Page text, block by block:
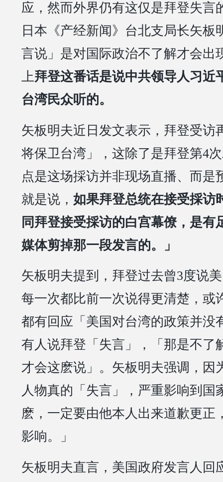
应，然而外界仍有这仅是拜登失言
日本《产经新闻》台北支局长矢板
言说」是对国际政治不了解才会出
上拜登这番话是说中共领导人习近
台湾民众听的。
矢板明夫近日发文表示，拜登受访
将保卫台湾」，这除了是拜登第4
点是这场採访并非现场直播、而是
就是说， 如果拜登总统在接受採访
同拜登接受採访的白宫幕僚，是有
媒体剪掉那一段发言的。」
矢板明夫提到，拜登过去曾3度说
每一次都比前一次说得更清楚，或
都有回应「美国对台湾的政策并没
有人说拜登「失言」，「那是不了
才会这麽说」。矢板明夫强调，因
人物真的「失言」，严重影响到国
麽，一定要由他本人出来道歉更正
影响。」
矢板明夫直言，美国政府发言人回